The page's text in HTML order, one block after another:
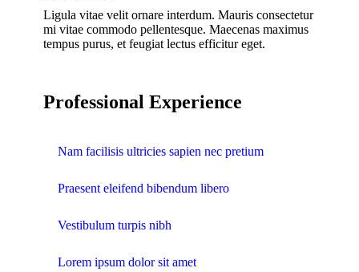
Ligula vitae velit ornare interdum. Mauris consectetur
mi vitae commodo pellentesque. Maecenas maximus
tempus purus, et feugiat lectus efficitur eget.
Professional Experience
Nam facilisis ultricies sapien nec pretium
Praesent eleifend bibendum libero
Vestibulum turpis nibh
Lorem ipsum dolor sit amet